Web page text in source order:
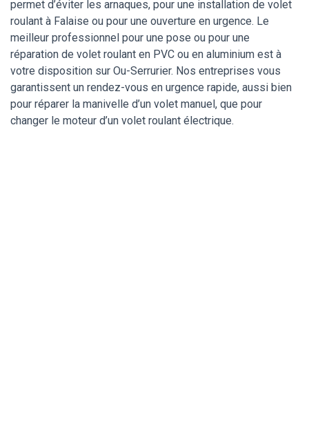
permet d’éviter les arnaques, pour une installation de volet
roulant à Falaise ou pour une ouverture en urgence. Le
meilleur professionnel pour une pose ou pour une
réparation de volet roulant en PVC ou en aluminium est à
votre disposition sur Ou-Serrurier. Nos entreprises vous
garantissent un rendez-vous en urgence rapide, aussi bien
pour réparer la manivelle d’un volet manuel, que pour
changer le moteur d’un volet roulant électrique.